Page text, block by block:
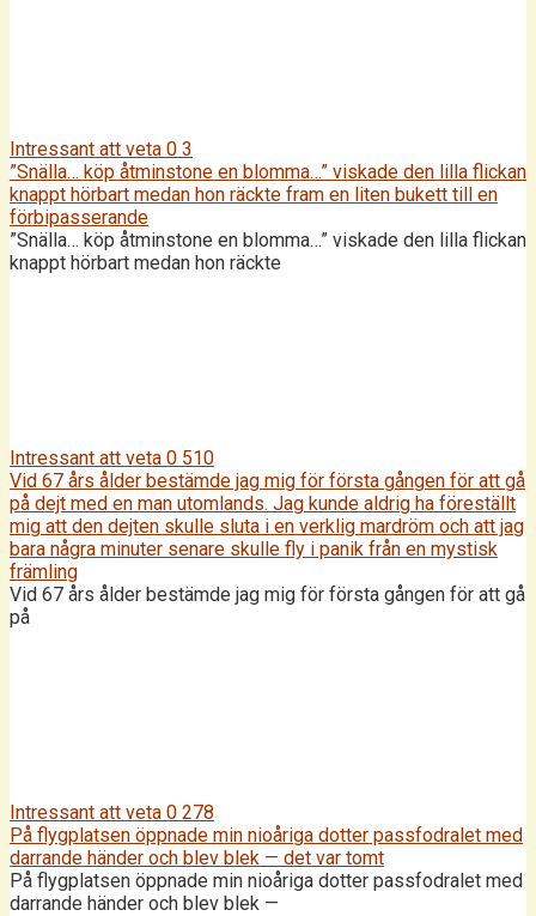
Intressant att veta 0 3
”Snälla… köp åtminstone en blomma…” viskade den lilla flickan
knappt hörbart medan hon räckte fram en liten bukett till en
förbipasserande
”Snälla… köp åtminstone en blomma…” viskade den lilla flickan
knappt hörbart medan hon räckte
Intressant att veta 0 510
Vid 67 års ålder bestämde jag mig för första gången för att gå
på dejt med en man utomlands. Jag kunde aldrig ha föreställt
mig att den dejten skulle sluta i en verklig mardröm och att jag
bara några minuter senare skulle fly i panik från en mystisk
främling
Vid 67 års ålder bestämde jag mig för första gången för att gå
på
Intressant att veta 0 278
På flygplatsen öppnade min nioåriga dotter passfodralet med
darrande händer och blev blek — det var tomt
På flygplatsen öppnade min nioåriga dotter passfodralet med
darrande händer och blev blek —